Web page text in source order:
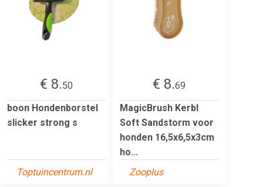
€ 8.50
boon Hondenborstel
slicker strong s
Toptuincentrum.nl
€ 8.69
MagicBrush Kerbl
Soft Sandstorm voor
honden 16,5x6,5x3cm
ho...
Zooplus